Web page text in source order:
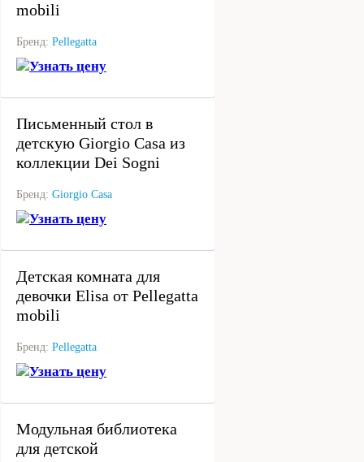
mobili
Бренд: Pellegatta
Узнать цену
Письменный стол в
детскую Giorgio Casa из
коллекции Dei Sogni
Бренд: Giorgio Casa
Узнать цену
Детская комната для
девочки Elisa от Pellegatta
mobili
Бренд: Pellegatta
Узнать цену
Модульная библиотека
для детской